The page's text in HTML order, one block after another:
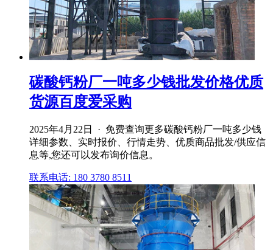
碳酸钙粉厂一吨多少钱批发价格优质
货源百度爱采购
2025年4月22日 · 免费查询更多碳酸钙粉厂一吨多少钱
详细参数、实时报价、行情走势、优质商品批发/供应信
息等,您还可以发布询价信息。
联系电话: 180 3780 8511